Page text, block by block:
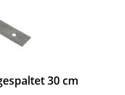
30 cm